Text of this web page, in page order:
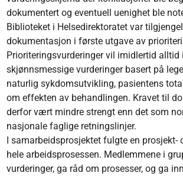
dokumentert og eventuell uenighet ble
Biblioteket i Helsedirektoratet var
dokumentasjon i første utgave av
Prioriteringsvurderinger vil imidlertid alltid
skjønnsmessige vurderinger basert på
naturlig sykdomsutvikling, pasientens
om effekten av behandlingen. Kravet til
derfor vært mindre strengt enn det som
nasjonale faglige retningslinjer.
I samarbeidsprosjektet fulgte en prosjekt-
hele arbeidsprosessen. Medlemmene i
vurderinger, ga råd om prosesser, og ga